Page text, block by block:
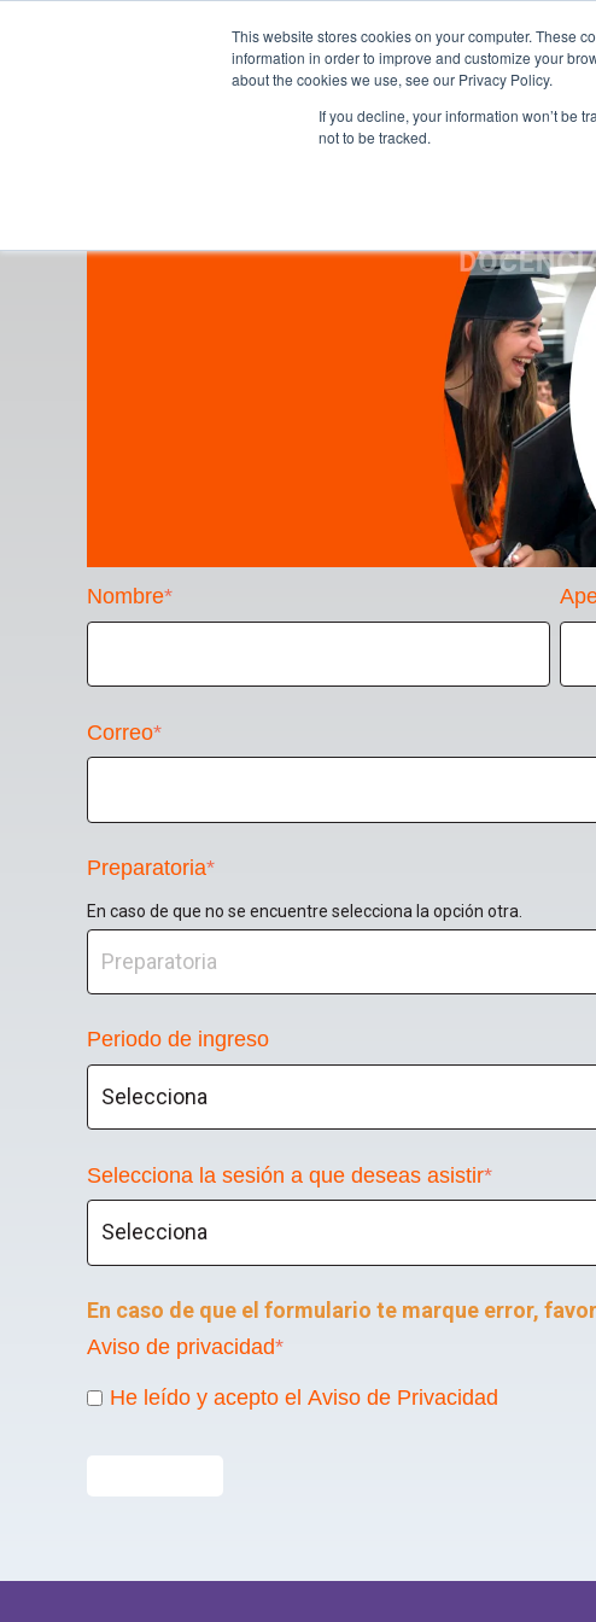
This website stores cookies on your computer. These
information in order to improve and customize your
about the cookies we use, see our Privacy Policy.
If you decline, your information won’t be
not to be tracked.
Inicio Estudia
Nombre*
Correo*
Preparatoria*
En caso de que no se encuentre selecciona la opción otra.
Periodo de ingreso
Selecciona la sesión a que deseas asistir*
En caso de que el formulario te marque error,
Aviso de privacidad*
He leído y acepto el Aviso de Privacidad